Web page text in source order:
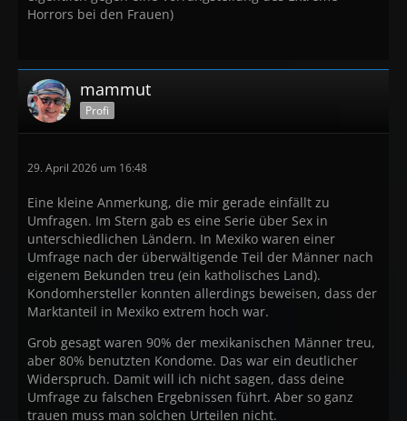
Horrors bei den Frauen)
mammut
Profi
29. April 2026 um 16:48
Eine kleine Anmerkung, die mir gerade einfällt zu
Umfragen. Im Stern gab es eine Serie über Sex in
unterschiedlichen Ländern. In Mexiko waren einer
Umfrage nach der überwältigende Teil der Männer nach
eigenem Bekunden treu (ein katholisches Land).
Kondomhersteller konnten allerdings beweisen, dass der
Marktanteil in Mexiko extrem hoch war.
Grob gesagt waren 90% der mexikanischen Männer treu,
aber 80% benutzten Kondome. Das war ein deutlicher
Widerspruch. Damit will ich nicht sagen, dass deine
Umfrage zu falschen Ergebnissen führt. Aber so ganz
trauen muss man solchen Urteilen nicht.